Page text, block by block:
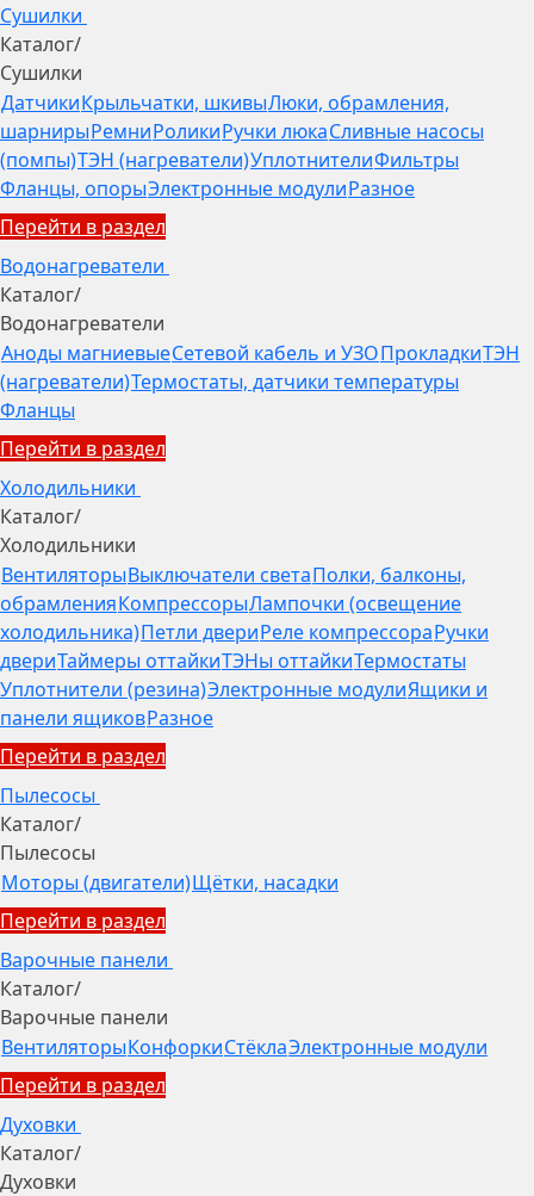
Сушилки
Каталог/
Сушилки
ДатчикиКрыльчатки, шкивыЛюки, обрамления,
шарнирыРемниРоликиРучки люкаСливные насосы
(помпы)ТЭН (нагреватели)УплотнителиФильтры
Фланцы, опорыЭлектронные модулиРазное
Перейти в раздел
Водонагреватели
Каталог/
Водонагреватели
Аноды магниевыеСетевой кабель и УЗОПрокладкиТЭН
(нагреватели)Термостаты, датчики температуры
Фланцы
Перейти в раздел
Холодильники
Каталог/
Холодильники
ВентиляторыВыключатели светаПолки, балконы,
обрамленияКомпрессорыЛампочки (освещение
холодильника)Петли двериРеле компрессораРучки
двериТаймеры оттайкиТЭНы оттайкиТермостаты
Уплотнители (резина)Электронные модулиЯщики и
панели ящиковРазное
Перейти в раздел
Пылесосы
Каталог/
Пылесосы
Моторы (двигатели)Щётки, насадки
Перейти в раздел
Варочные панели
Каталог/
Варочные панели
ВентиляторыКонфоркиСтёклаЭлектронные модули
Перейти в раздел
Духовки
Каталог/
Духовки